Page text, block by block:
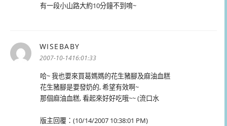
有一段小山路大約10分鐘不到唷~
WISEBABY
示:
2007-10-1416:01:33
哈~ 我也要來買葛媽媽的花生豬腳及麻油血糕
花生豬腳是要發奶的, 希望有效啊~
那個麻油血糕, 看起來好好吃哦~~ (流口水
版主回覆：(10/14/2007 10:38:01 PM)